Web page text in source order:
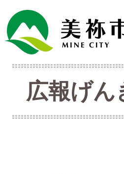
広報げ